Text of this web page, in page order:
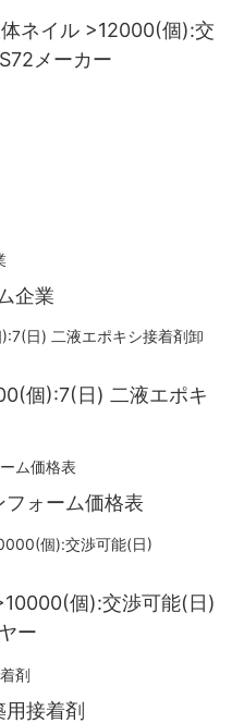
ネイル >12000(個):交
メーカー
企業
個):7(日) 二液エポキ
ォーム価格表
個):交渉可能(日)
ー
用接着剤